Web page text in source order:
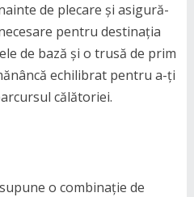
de plecare și asigură-
pentru destinația
de bază și o trusă de prim
echilibrat pentru a-ți
călătoriei.
o combinație de